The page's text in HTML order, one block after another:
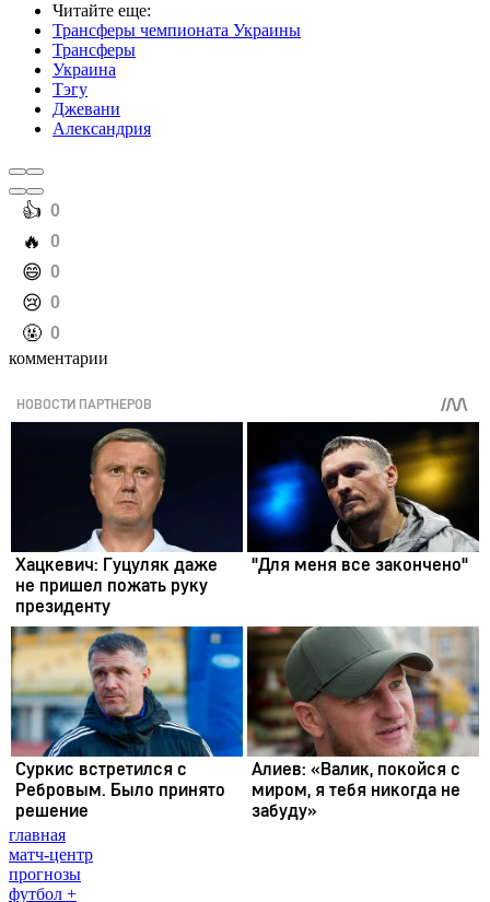
Читайте еще:
Трансферы чемпионата Украины
Трансферы
Украина
Тэгу
Джевани
Александрия
️👍 0
️🔥 0
️😄 0
️😢 0
️🤬 0
комментарии
главная
матч-центр
прогнозы
футбол +